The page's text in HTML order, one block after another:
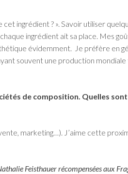
ingrédient ? ». Savoir utiliser
ingrédient ait sa place. Mes
évidemment. Je préfère en
souvent une production
de composition. Quelles
marketing…). J’aime cette
Feisthauer récompensées aux